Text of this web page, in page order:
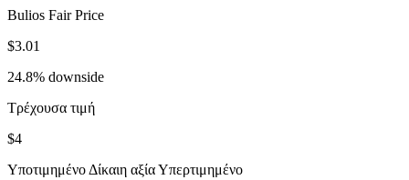
Bulios Fair Price
$3.01
24.8% downside
Τρέχουσα τιμή
$4
Υποτιμημένο Δίκαιη αξίαΥπερτιμημένο